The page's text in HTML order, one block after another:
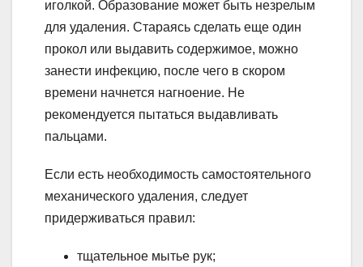
иголкой. Образование может быть незрелым
для удаления. Стараясь сделать еще один
прокол или выдавить содержимое, можно
занести инфекцию, после чего в скором
времени начнется нагноение. Не
рекомендуется пытаться выдавливать
пальцами.
Если есть необходимость самостоятельного
механического удаления, следует
придерживаться правил:
тщательное мытье рук;